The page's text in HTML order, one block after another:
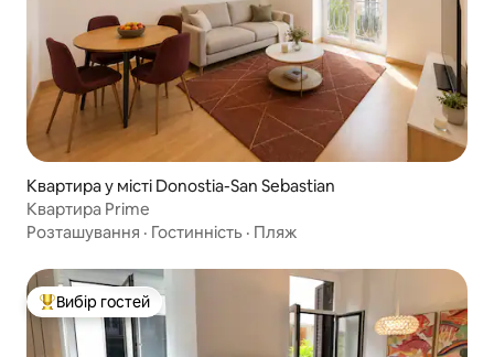
Квартира у місті Donostia-San Sebastian
Квартира Prime
Розташування · Гостинність · Пляж
Топ вибір гостей
Вибір гостей